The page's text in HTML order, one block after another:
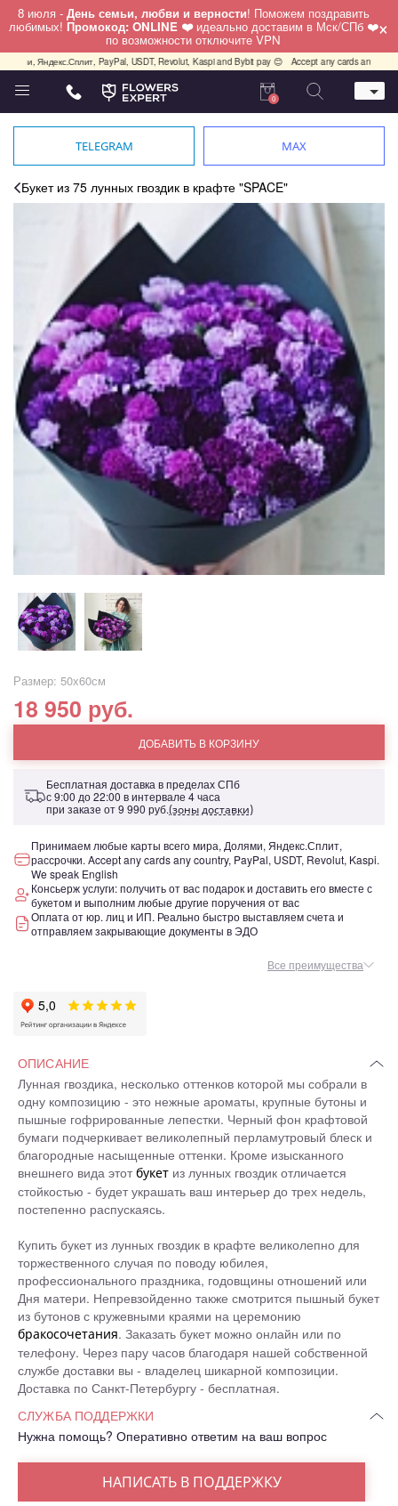
8 июля - День семьи, любви и верности! Поможем поздравить
любимых! Промокод: ONLINE ❤️ идеально доставим в Мск/СПб ❤️
по возможности отключите VPN ×
PayPal, USDT, Revolut, Kaspi and Bybit pay 😊 Accept any cards any country,
Телефон
+7 (812) 425 36 05
Санкт-Петербург,
Лизы Чайкиной 25
работаем круглосуточно
0
TELEGRAM MAX
Букет из 75 лунных гвоздик в крафте "SPACE"
Размер: 50х60см
18 950 руб.
ДОБАВИТЬ В КОРЗИНУ
Бесплатная доставка в пределах СПб
с 9:00 до 22:00 в интервале 4 часа
при заказе от9 990 руб.(зоны доставки)
Принимаем любые карты всего мира, Долями, Яндекс.Сплит,
рассрочки. Accept any cards any country, PayPal, USDT, Revolut, Kaspi.
We speak English
Консьерж услуги: получить от вас подарок и доставить его вместе с
букетом и выполним любые другие поручения от вас
Оплата от юр. лиц и ИП. Реально быстро выставляем счета и
отправляем закрывающие документы в ЭДО
Все преимущества
ОПИСАНИЕ
Лунная гвоздика, несколько оттенков которой мы собрали в
одну композицию - это нежные ароматы, крупные бутоны и
пышные гофрированные лепестки. Черный фон крафтовой
бумаги подчеркивает великолепный перламутровый блеск и
благородные насыщенные оттенки. Кроме изысканного
внешнего вида этотбукет из лунных гвоздик отличается
стойкостью - будет украшать ваш интерьер до трех недель,
постепенно распускаясь.
Купить букет из лунных гвоздик в крафте великолепно для
торжественного случая по поводу юбилея,
профессионального праздника, годовщины отношений или
Дня матери. Непревзойденно также смотрится пышный букет
из бутонов с кружевными краями на церемонию
бракосочетания. Заказать букет можно онлайн или по
телефону. Через пару часов благодаря нашей собственной
службе доставки вы - владелец шикарной композиции.
Доставка по Санкт-Петербургу - бесплатная.
СЛУЖБА ПОДДЕРЖКИ
Нужна помощь? Оперативно ответим на ваш вопрос
НАПИСАТЬ В ПОДДЕРЖКУ